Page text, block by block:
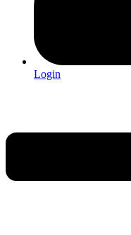
Login